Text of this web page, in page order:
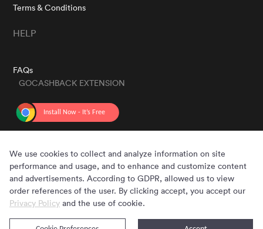
Terms & Conditions
HELP
FAQs
GOCASHBACK EXTENSION
We use cookies to collect and analyze information on site
performance and usage, and to enhance and customize content
and advertisements. According to GDPR, allowed us to view
order references of the user. By clicking accept, you accept our
Privacy Policy and the use of cookie.